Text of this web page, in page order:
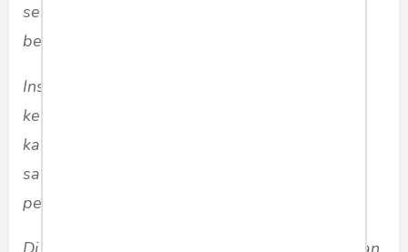
sebenarnya, Allah swt, dimana pun kamu
berada…
Insya Allah kamu tidak akan kedinginan,
kelaparan atau kekurangan apapun. Bahkan
kamu akan mendapatkan limpahan kasih
sayang, karunia dan kebahagiaan yang tak
pernah putus.